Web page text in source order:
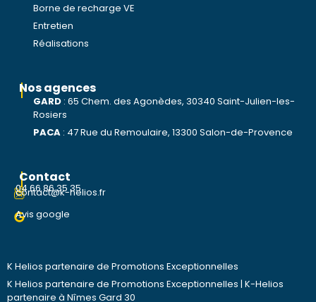
Borne de recharge VE
Entretien
Réalisations
Nos agences
GARD : 65 Chem. des Agonèdes, 30340 Saint-Julien-les-
Rosiers
PACA : 47 Rue du Remoulaire, 13300 Salon-de-Provence
Contact
04 66 86 35 35
contact@k-helios.fr
Avis google
K Helios partenaire de Promotions Exceptionnelles
K Helios partenaire de Promotions Exceptionnelles | K-Helios
partenaire à Nîmes Gard 30